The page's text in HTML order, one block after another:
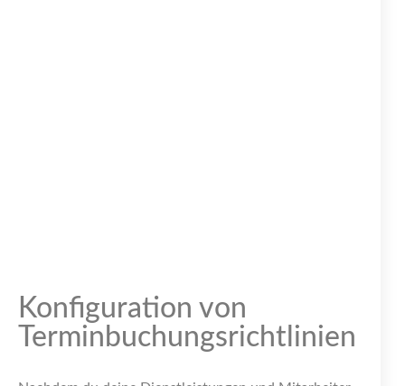
Konfiguration von
Terminbuchungsrichtlinien